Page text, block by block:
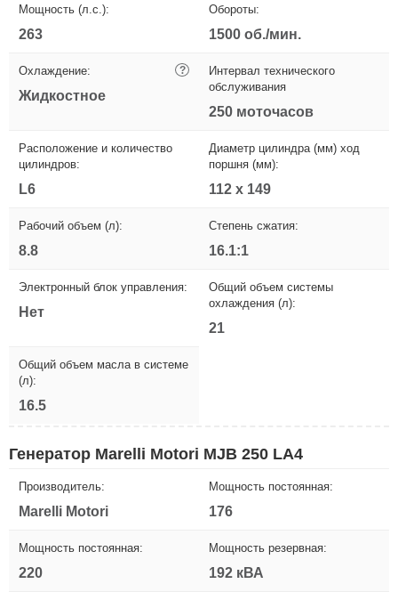
Мощность (л.с.):
263
Обороты:
1500 об./мин.
Охлаждение: ?
Жидкостное
Интервал технического
обслуживания
250 моточасов
Расположение и количество
цилиндров:
L6
Диаметр цилиндра (мм) ход
поршня (мм):
112 х 149
Рабочий объем (л):
8.8
Степень сжатия:
16.1:1
Электронный блок управления:
Нет
Общий объем системы
охлаждения (л):
21
Общий объем масла в системе
(л):
16.5
Генератор Marelli Motori MJB 250 LA4
Производитель:
Marelli Motori
Мощность постоянная:
176
Мощность постоянная:
220
Мощность резервная:
192 кВА